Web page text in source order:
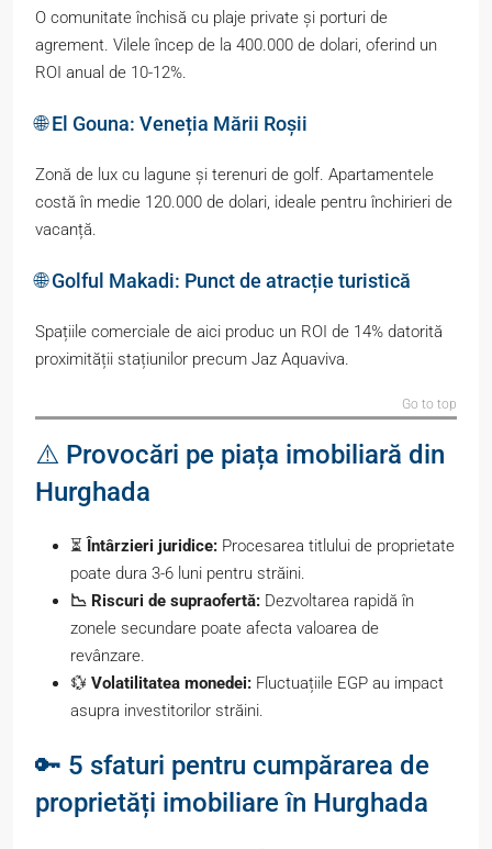
O comunitate închisă cu plaje private și porturi de
agrement. Vilele încep de la 400.000 de dolari, oferind un
ROI anual de 10-12%.
🌐 El Gouna: Veneția Mării Roșii
Zonă de lux cu lagune și terenuri de golf. Apartamentele
costă în medie 120.000 de dolari, ideale pentru închirieri de
vacanță.
🌐 Golful Makadi: Punct de atracție turistică
Spațiile comerciale de aici produc un ROI de 14% datorită
proximității stațiunilor precum Jaz Aquaviva.
Go to top
⚠️ Provocări pe piața imobiliară din
Hurghada
⏳ Întârzieri juridice: Procesarea titlului de proprietate
poate dura 3-6 luni pentru străini.
📉 Riscuri de supraofertă: Dezvoltarea rapidă în
zonele secundare poate afecta valoarea de
revânzare.
💱 Volatilitatea monedei: Fluctuațiile EGP au impact
asupra investitorilor străini.
🔑 5 sfaturi pentru cumpărarea de
proprietăți imobiliare în Hurghada